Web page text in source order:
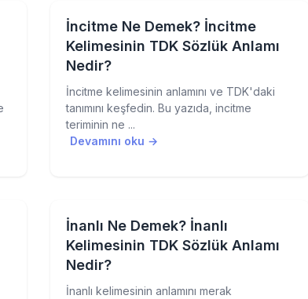
İncitme Ne Demek? İncitme
Kelimesinin TDK Sözlük Anlamı
Nedir?
İncitme kelimesinin anlamını ve TDK'daki
tanımını keşfedin. Bu yazıda, incitme
teriminin ne ...
Devamını oku →
İnanlı Ne Demek? İnanlı
Kelimesinin TDK Sözlük Anlamı
Nedir?
İnanlı kelimesinin anlamını merak